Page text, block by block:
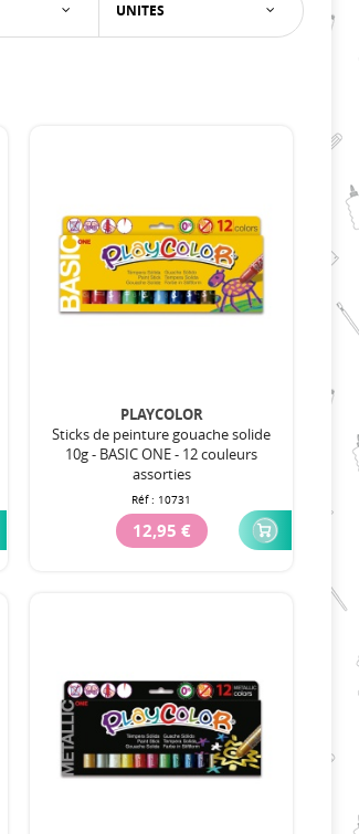
UNITES
PLAYCOLOR
Sticks de peinture gouache solide
10g - BASIC ONE - 12 couleurs
assorties
Réf : 10731
12,95 €